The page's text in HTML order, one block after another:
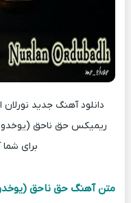
ریمیکس حق ناحق (یوخدو
برای شما
متن آهنگ حق ناحق (یوخدو